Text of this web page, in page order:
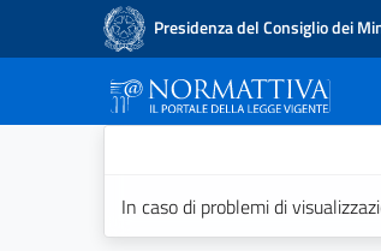
Presidenza del Consiglio dei
In caso di problemi di